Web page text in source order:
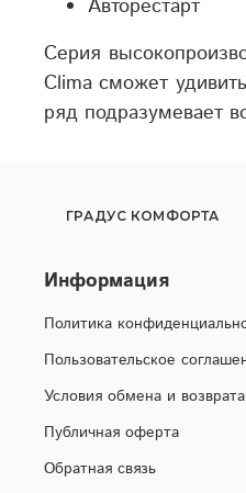
Авторестарт
Серия
Clima сможет
ряд подразумевает
ГРАДУС КОМФОРТА
Информация
Политика
Пользовательское
Условия обмена и возврата
Публичная оферта
Обратная связь